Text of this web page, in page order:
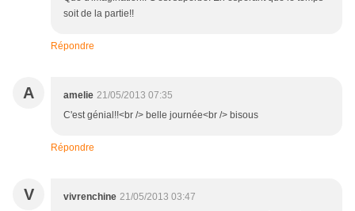
soit de la partie!!
Répondre
A amelie 21/05/2013 07:35
C'est génial!!<br /> belle journée<br /> bisous
Répondre
V vivrenchine 21/05/2013 03:47